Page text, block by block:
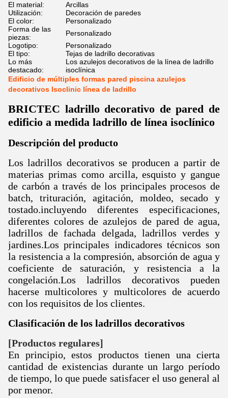
El material:
Arcillas
Utilización:
Decoración de paredes
El color:
Personalizado
Forma de las
piezas:
Personalizado
Logotipo:
Personalizado
El tipo:
Tejas de ladrillo decorativas
Lo más
destacado:
Los azulejos decorativos de la línea de ladrillo
isoclínica
Edificio de múltiples formas pared piscina azulejos
decorativos Isoclinic línea de ladrillo
BRICTEC ladrillo decorativo de pared de
edificio a medida ladrillo de línea isoclínico
Descripción del producto
Los ladrillos decorativos se producen a partir de
materias primas como arcilla, esquisto y gangue
de carbón a través de los principales procesos de
batch, trituración, agitación, moldeo, secado y
tostado.incluyendo diferentes especificaciones,
diferentes colores de azulejos de pared de agua,
ladrillos de fachada delgada, ladrillos verdes y
jardines.Los principales indicadores técnicos son
la resistencia a la compresión, absorción de agua y
coeficiente de saturación, y resistencia a la
congelación.Los ladrillos decorativos pueden
hacerse multicolores y multicolores de acuerdo
con los requisitos de los clientes.
Clasificación de los ladrillos decorativos
[Productos regulares]
En principio, estos productos tienen una cierta
cantidad de existencias durante un largo período
de tiempo, lo que puede satisfacer el uso general al
por menor.